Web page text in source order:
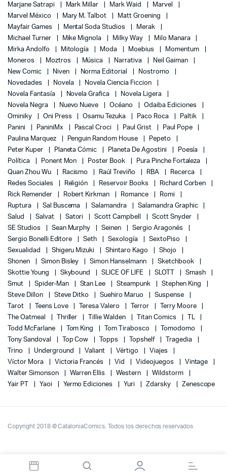
Marjane Satrapi
Mark Millar Mark Waid
Marvel
Marvel México
Mary M. Talbot
Matt Groening
Mayfair Games
Mental Soda Studios
Merak
Michael Turner
Mike Mignola Milky Way
Milo Manara
Mirka Andolfo
Mitología Moda Moebius
Momentum
Moneros
Moztros Música Narrativa
Neil Gaiman
New Comic
Niven Norma Editorial
Nostromo
Novedades
Novela
Novela Ciencia Ficcion
Novela Fantasía
Novela Grafica
Novela Ligera
Novela Negra
Nuevo Nueve Océano
Odaiba Ediciones
Ominiky
Oni Press Osamu Tezuka Paco Roca
Paltik
Panini
PaniniMx Pascal Croci Paul Grist
Paul Pope
Paulina Marquez
Penguin Random House
Pepeto
Peter Kuper
Planeta Cómic Planeta De Agostini
Poesía
Política
Ponent Mon Poster Book
Pura Pinche Fortaleza
Quan Zhou Wu
Racismo Raúl Treviño RBA
Recerca
Redes Sociales
Religión Reservoir Books
Richard Corben
Rick Remender
Robert Kirkman Romance
Romi
Ruptura
Sal Buscema Salamandra
Salamandra Graphic
Salud
Salvat Satori Scott Campbell
Scott Snyder
SE Studios
Sean Murphy Seinen
Sergio Aragonés
Sergio Bonelli Editore
Seth Sexología
SextoPiso
Sexualidad
Shigeru Mizuki Shintaro Kago
Shojo
Shonen
Simon Bisley Simon Hanselmann
Sketchbook
Skottie Young
Skybound SLICE OF LIFE SLOTT
Smash
Smut
Spider-Man Stan Lee Steampunk
Stephen King
Steve Dillon
Steve Ditko Suehiro Maruo
Suspense
Tarot
Teens Love Teresa Valero Terror
Terry Moore
The Oatmeal
Thriller Tillie Walden Titan Comics
TL
Todd McFarlane
Tom King Tom Tirabosco
Tomodomo
Tony Sandoval
Top Cow Topps Topshelf
Tragedia
Trino
Underground Valiant Vértigo
Viajes
Víctor Mora
Victoria Francés Vid Videojuegos
Vintage
Walter Simonson
Warren Ellis Western
Wildstorm
Yair PT
Yaoi Yermo Ediciones Yuri Zdarsky Zenescope
Copyright 2018 © CataloniaComics. Todos los derechos reservados